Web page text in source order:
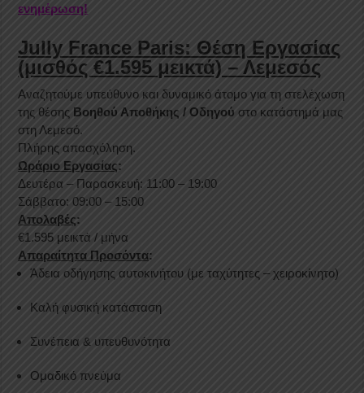
ενημέρωση!
Jully France Paris: Θέση Εργασίας
(μισθός€1.595 μεικτά) – Λεμεσός
Αναζητούμε υπεύθυνο και δυναμικό άτομο για τη στελέχωση
της θέσης Βοηθού Αποθήκης / Οδηγού στο κατάστημά μας
στη Λεμεσό.
Πλήρης απασχόληση.
Ωράριο Εργασίας:
Δευτέρα – Παρασκευή: 11:00 – 19:00
Σάββατο: 09:00 – 15:00
Απολαβές:
€1.595 μεικτά / μήνα
Απαραίτητα Προσόντα:
Άδεια οδήγησης αυτοκινήτου (με ταχύτητες – χειροκίνητο)
Καλή φυσική κατάσταση
Συνέπεια & υπευθυνότητα
Ομαδικό πνεύμα